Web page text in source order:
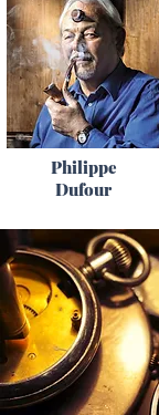
Philippe
Dufour